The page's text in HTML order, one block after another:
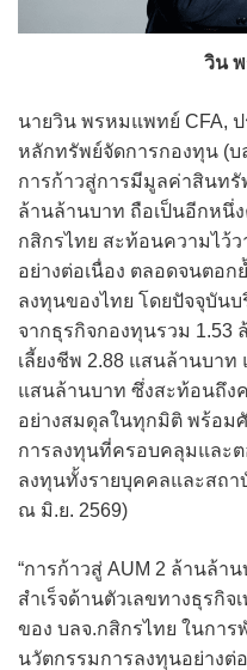
วิน
นายวิน พรหมแพทย์ CFA,
หลักทรัพย์จัดการกองทุน (บ
การก้าวสู่การมีมูลค่าสินทรั
ล้านล้านบาท ถือเป็นอีกหนึ่
กสิกรไทย สะท้อนความไว้
อย่างต่อเนื่อง ตลอดจนตอก
ลงทุนของไทย โดยปัจจุบัน
จากธุรกิจกองทุนรวม 1.53
เลี้ยงชีพ 2.88 แสนล้านบา
แสนล้านบาท ซึ่งสะท้อนถึง
อย่างสมดุลในทุกมิติ พร้อม
การลงทุนที่ครอบคลุมและ
ลงทุนทั้งรายบุคคลและสถา
ณ มิ.ย. 2569)
“การก้าวสู่ AUM 2 ล้านล้า
สำเร็จด้านตัวเลขทางธุรกิ
ของ บลจ.กสิกรไทย ในกา
นวัตกรรมการลงทุนอย่างต่